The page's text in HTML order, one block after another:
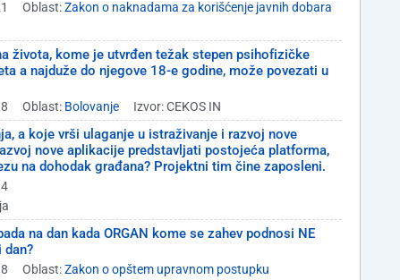
Oblast:Zakon o naknadama za korišćenje javnih dobara
života, kome je utvrđen težak stepen psihofizičke
a najduže do njegove 18-e godine, može povezati u
Oblast: Bolovanje Izvor: CEKOS IN
a koje vrši ulaganje u istraživanje i razvoj nove
nove aplikacije predstavljati postojeća platforma,
na dohodak građana? Projektni tim čine zaposleni.
na dan kada ORGAN kome se zahev podnosi NE
dan?
Oblast:Zakon o opštem upravnom postupku